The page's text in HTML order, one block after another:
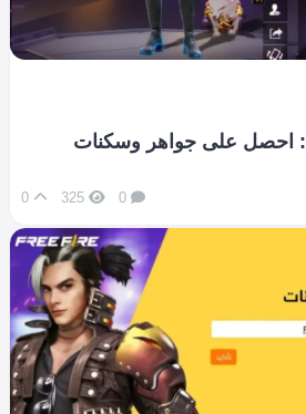
اكواد فري فاير 2025: احصل على جواهر وسكنات
0
325